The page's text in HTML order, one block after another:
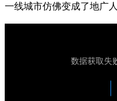
一线城市仿佛变成了地广